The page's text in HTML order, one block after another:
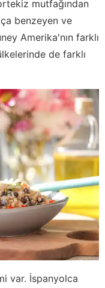
mutfağından
benzeyen ve
Amerika'nın farklı
de farklı
var. İspanyolca